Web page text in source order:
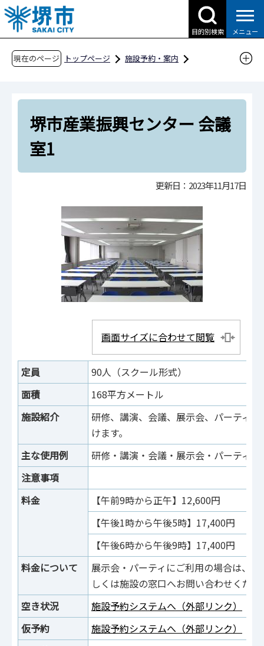
こ
の
ペ
目的別検索 メニュー
現在のページ トップページ
施設予約・案内
堺市産業振興センター施設詳細
堺市産業振興センター 会議室1
堺市産業振興センター 会議
室1
更新日：2023年11月17日
画面サイズに合わせて閲覧
定員
90人（スクール形式）
面積
168平方メートル
施設紹介
研修、講演、会議、展示会、パーティ
けます。
主な使用例
研修・講演・会議・展示会・パーティな
注意事項
料金
【午前9時から正午】12,600円
【午後1時から午後5時】17,400円
【午後6時から午後9時】17,400円
料金について
展示会・パーティにご利用の場合は、
しくは施設の窓口へお問い合わせくださ
空き状況
施設予約システムへ（外部リンク）
仮予約
施設予約システムへ（外部リンク）